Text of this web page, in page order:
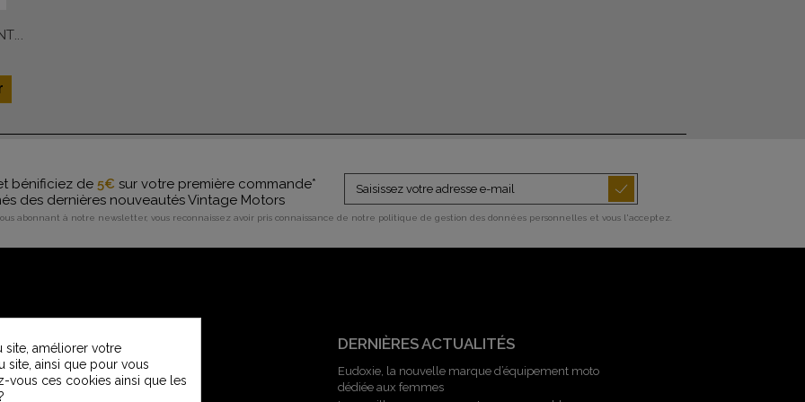
bénificiez de 5€ sur votre première commande*
des dernières nouveautés Vintage Motors
abonnant à notre newsletter, vous reconnaissez avoir pris connaissance de notre politique de gestion des données personnelles et vous l'acceptez.
SERVICE CLIENT
Contactez-nous
Service Clients Vintage Motors
DERNIÈRES ACTUALITÉS
Eudoxie, la nouvelle marque d’équipement moto
dédiée aux femmes
site, améliorer votre
site, ainsi que pour vous
vous ces cookies ainsi que les